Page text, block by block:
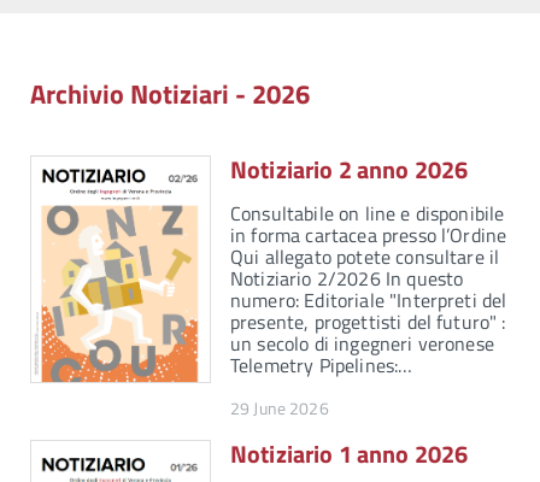
Archivio Notiziari - 2026
Notiziario 2 anno 2026
Consultabile on line e disponibile
in forma cartacea presso l’Ordine
Qui allegato potete consultare il
Notiziario 2/2026 In questo
numero: Editoriale "Interpreti del
presente, progettisti del futuro" :
un secolo di ingegneri veronese
Telemetry Pipelines:…
29 June 2026
Notiziario 1 anno 2026